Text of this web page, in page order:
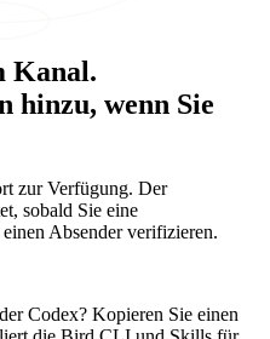
Kanal.
hinzu, wenn Sie
zur Verfügung. Der
sobald Sie eine
Absender verifizieren.
Codex? Kopieren Sie einen